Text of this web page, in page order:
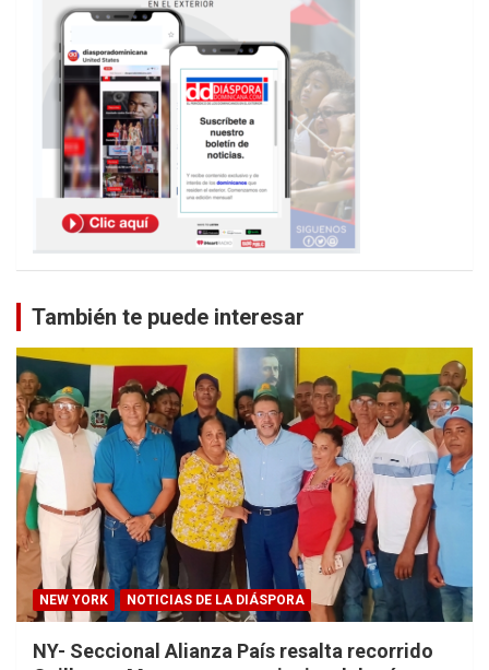
También te puede interesar
NEW YORK NOTICIAS DE LA DIÁSPORA
NY- Seccional Alianza País resalta recorrido